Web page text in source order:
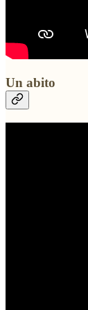
Un abito